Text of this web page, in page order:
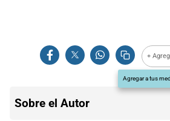
+
Agregar a tus
Sobre el Autor